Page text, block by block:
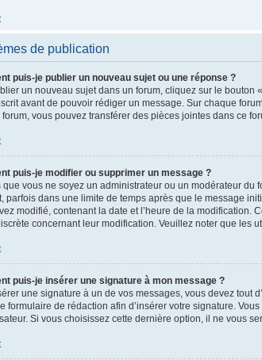
de publication
puis-je publier un nouveau sujet ou une réponse ?
un nouveau sujet dans un forum, cliquez sur le
avant de pouvoir rédiger un message. Sur chaque
vous pouvez transférer des pièces jointes dans ce
puis-je modifier ou supprimer un message ?
que vous ne soyez un administrateur ou un modérateur
parfois dans une limite de temps après que le message
modifié, contenant la date et l’heure de la modification.
concernant leur modification. Veuillez noter que les
puis-je insérer une signature à mon message ?
une signature à un de vos messages, vous devez tout
formulaire de rédaction afin d’insérer votre signature.
Si vous choisissez cette dernière option, il ne vous